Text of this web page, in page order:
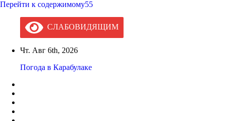
Перейти к содержимому55
СЛАБОВИДЯЩИМ
Чт. Авг 6th, 2026
Погода в Карабулаке